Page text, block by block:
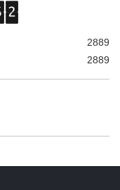
2889
2889